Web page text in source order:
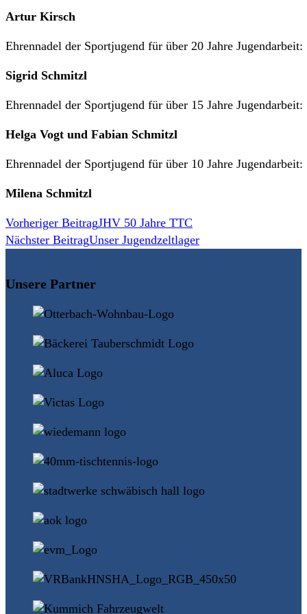
Artur Kirsch
Ehrennadel der Sportjugend für über 20 Jahre Jugendarbeit:
Sigrid Schmitzl
Ehrennadel der Sportjugend für über 15 Jahre Jugendarbeit:
Helga Vogt und Fabian Schmitzl
Ehrennadel der Sportjugend für über 10 Jahre Jugendarbeit:
Milena Schmitzl
Weitere
Artikel
Vorheriger BeitragJHV 50 Jahre TTC
Nächster BeitragUnser Jugendzeltlager
Unsere Partner